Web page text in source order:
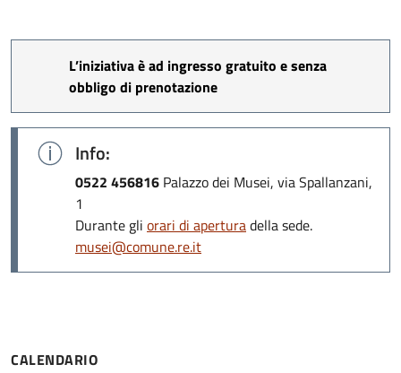
L’iniziativa è ad ingresso gratuito e senza
obbligo di prenotazione
Info:
0522 456816 Palazzo dei Musei, via Spallanzani,
1
Durante gli orari di aperturadella sede.
musei@comune.re.it
CALENDARIO